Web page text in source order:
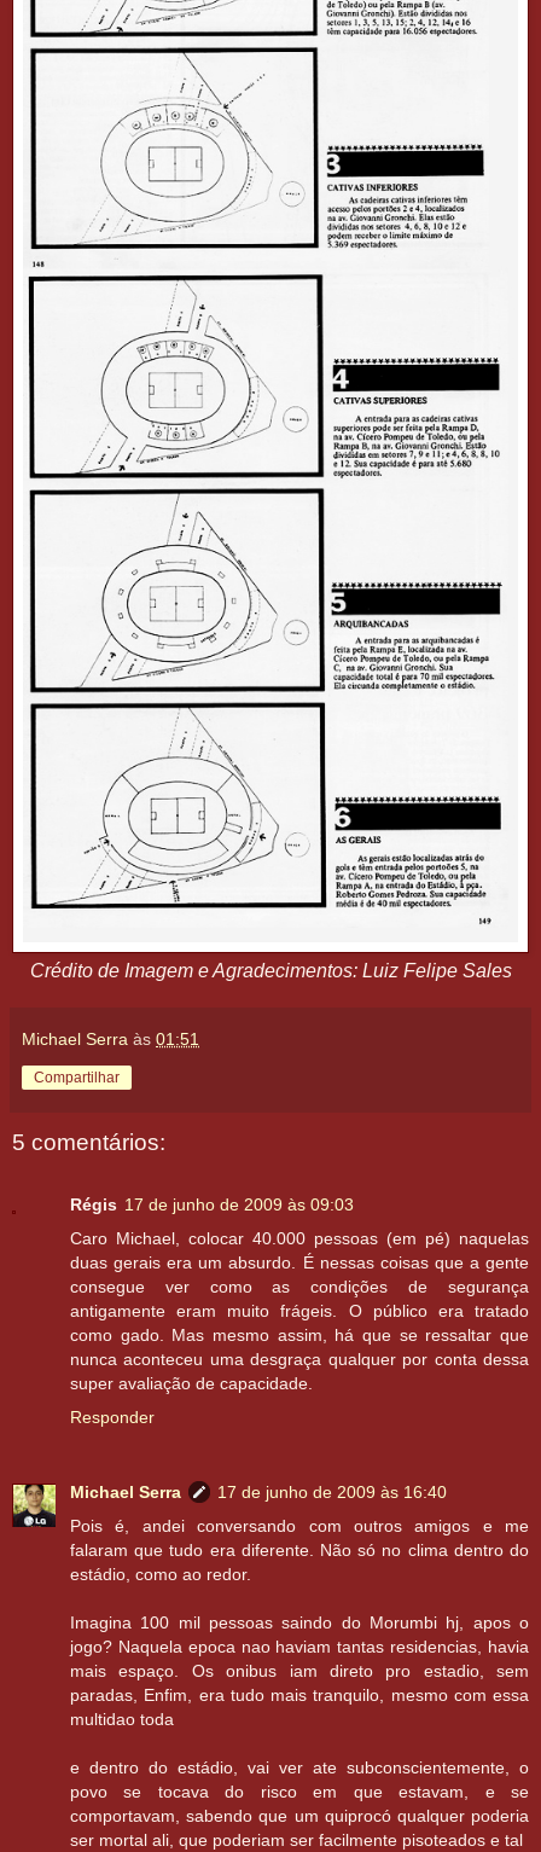
Crédito de Imagem e Agradecimentos: Luiz Felipe Sales
Michael Serra às 01:51
Compartilhar
5 comentários:
Régis 17 de junho de 2009 às 09:03
Caro Michael, colocar 40.000 pessoas (em pé) naquelas
duas gerais era um absurdo. É nessas coisas que a gente
consegue ver como as condições de segurança
antigamente eram muito frágeis. O público era tratado
como gado. Mas mesmo assim, há que se ressaltar que
nunca aconteceu uma desgraça qualquer por conta dessa
super avaliação de capacidade.
Responder
Michael Serra
17 de junho de 2009 às 16:40
Pois é, andei conversando com outros amigos e me
falaram que tudo era diferente. Não só no clima dentro do
estádio, como ao redor.
Imagina 100 mil pessoas saindo do Morumbi hj, apos o
jogo? Naquela epoca nao haviam tantas residencias, havia
mais espaço. Os onibus iam direto pro estadio, sem
paradas, Enfim, era tudo mais tranquilo, mesmo com essa
multidao toda
e dentro do estádio, vai ver ate subconscientemente, o
povo se tocava do risco em que estavam, e se
comportavam, sabendo que um quiprocó qualquer poderia
ser mortal ali, que poderiam ser facilmente pisoteados e tal